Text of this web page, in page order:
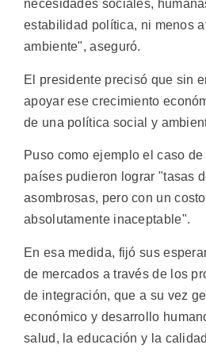
necesidades sociales,
estabilidad política, ni menos
ambiente", aseguró.
El presidente precisó que sin
apoyar ese crecimiento
de una política social y
Puso como ejemplo el caso
países pudieron lograr "tasas
asombrosas, pero con un
absolutamente inaceptable".
En esa medida, fijó sus
de mercados a través de los
de integración, que a su vez
económico y desarrollo
salud, la educación y la